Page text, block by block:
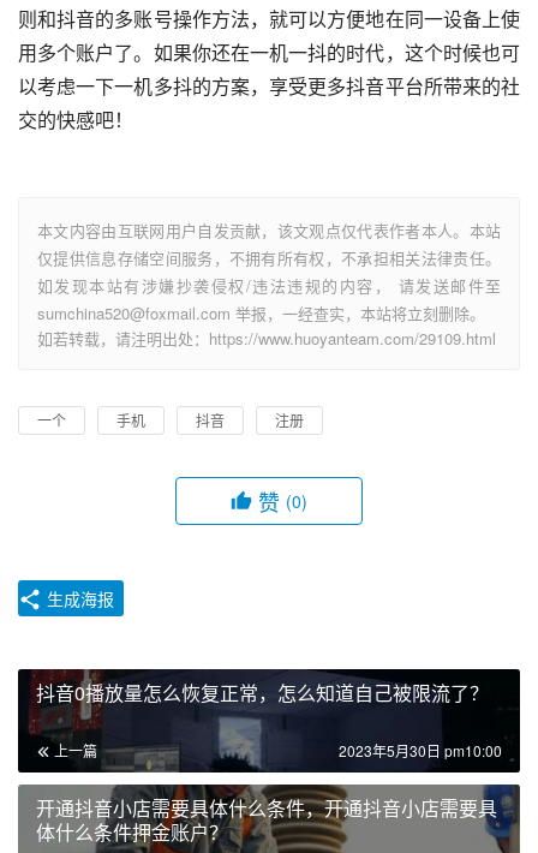
则和抖音的多账号操作方法，就可以方便地在同一设备上使
用多个账户了。如果你还在一机一抖的时代，这个时候也可
以考虑一下一机多抖的方案，享受更多抖音平台所带来的社
交的快感吧！
本文内容由互联网用户自发贡献，该文观点仅代表作者本人。本站
仅提供信息存储空间服务，不拥有所有权，不承担相关法律责任。
如发现本站有涉嫌抄袭侵权/违法违规的内容， 请发送邮件至
sumchina520@foxmail.com 举报，一经查实，本站将立刻删除。
如若转载，请注明出处：https://www.huoyanteam.com/29109.html
一个 手机 抖音 注册
赞 (0)
生成海报
抖音0播放量怎么恢复正常，怎么知道自己被限流了？
上一篇 2023年5月30日 pm10:00
开通抖音小店需要具体什么条件，开通抖音小店需要具
体什么条件押金账户？